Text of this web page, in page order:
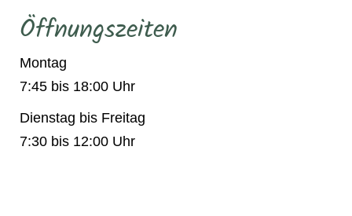
Öffnungszeiten
Montag
7:45 bis 18:00 Uhr
Dienstag bis Freitag
7:30 bis 12:00 Uhr